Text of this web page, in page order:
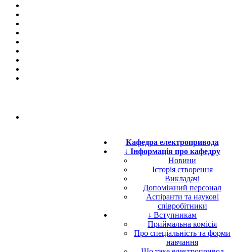
Кафедра електропривода
↓ Інформація про кафедру
Новини
Історія створення
Викладачі
Допоміжний персонал
Аспіранти та наукові
співробітники
↓ Вступникам
Приймальна комісія
Про спеціальність та форми
навчання